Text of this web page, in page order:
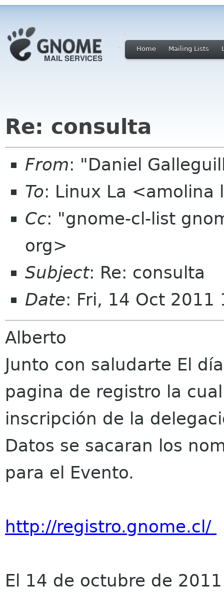
Home Mailing Lists
Re: consulta
From: "Daniel
To: Linux La <amolina
Cc: "gnome-cl-list
org>
Subject: Re: consulta
Date: Fri, 14 Oct 2011
Alberto
Junto con saludarte El
pagina de registro la
inscripción de la
Datos se sacaran los
para el Evento.
http://registro.gnome.cl/
El 14 de octubre de